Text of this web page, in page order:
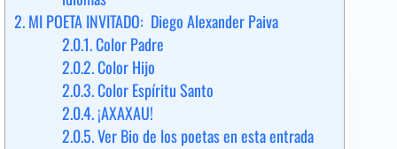
2.MI POETA INVITADO: Diego Alexander Paiva
2.0.1.Color Padre
2.0.2.Color Hijo
2.0.3.Color Espíritu Santo
2.0.4.¡AXAXAU!
2.0.5.Ver Bio de los poetas en esta entrada